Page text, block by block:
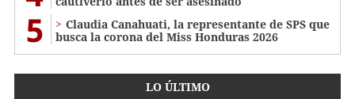
5
Claudia Canahuati, la representante de SPS que
busca la corona del Miss Honduras 2026
LO ÚLTIMO